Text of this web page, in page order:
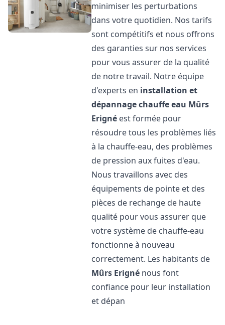
minimiser les perturbations
dans votre quotidien. Nos tarifs
sont compétitifs et nous offrons
des garanties sur nos services
pour vous assurer de la qualité
de notre travail. Notre équipe
d'experts en installation et
dépannage chauffe eau Mûrs
Erigné est formée pour
résoudre tous les problèmes liés
à la chauffe-eau, des problèmes
de pression aux fuites d'eau.
Nous travaillons avec des
équipements de pointe et des
pièces de rechange de haute
qualité pour vous assurer que
votre système de chauffe-eau
fonctionne à nouveau
correctement. Les habitants de
Mûrs Erigné nous font
confiance pour leur installation
et dépan